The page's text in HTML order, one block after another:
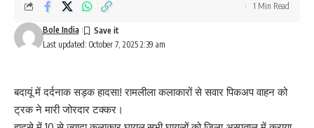
Last updated: October 7, 2025 2:39 am
Bole India
1 Min Read
बदायूं में दर्दनाक सड़क हादसा! रामलीला कलाकारों से सवार पिकअप वाहन को
ट्रक ने मारी जोरदार टक्कर।